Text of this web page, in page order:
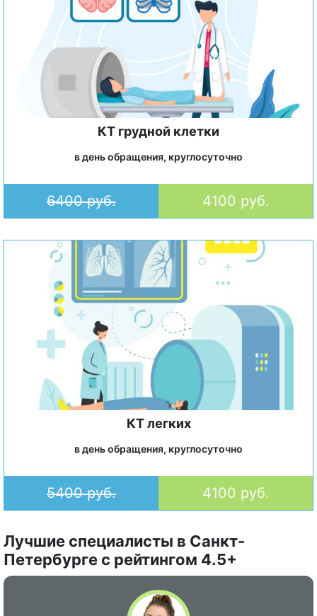
КТ грудной клетки
в день обращения, круглосуточно
6400 руб. 4100 руб.
КТ легких
в день обращения, круглосуточно
5400 руб. 4100 руб.
Лучшие специалисты в Санкт-
Петербурге с рейтингом 4.5+